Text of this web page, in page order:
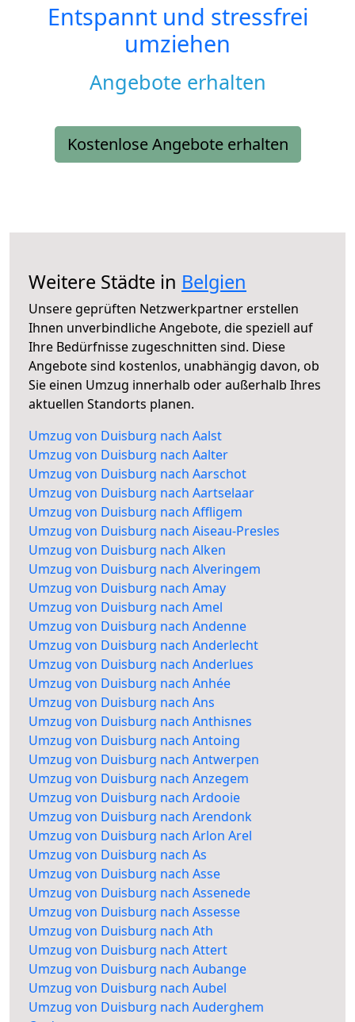
Entspannt und stressfrei
umziehen
Angebote erhalten
Kostenlose Angebote erhalten
Weitere Städte in Belgien
Unsere geprüften Netzwerkpartner erstellen
Ihnen unverbindliche Angebote, die speziell auf
Ihre Bedürfnisse zugeschnitten sind. Diese
Angebote sind kostenlos, unabhängig davon, ob
Sie einen Umzug innerhalb oder außerhalb Ihres
aktuellen Standorts planen.
Umzug von Duisburg nach Aalst
Umzug von Duisburg nach Aalter
Umzug von Duisburg nach Aarschot
Umzug von Duisburg nach Aartselaar
Umzug von Duisburg nach Affligem
Umzug von Duisburg nach Aiseau-Presles
Umzug von Duisburg nach Alken
Umzug von Duisburg nach Alveringem
Umzug von Duisburg nach Amay
Umzug von Duisburg nach Amel
Umzug von Duisburg nach Andenne
Umzug von Duisburg nach Anderlecht
Umzug von Duisburg nach Anderlues
Umzug von Duisburg nach Anhée
Umzug von Duisburg nach Ans
Umzug von Duisburg nach Anthisnes
Umzug von Duisburg nach Antoing
Umzug von Duisburg nach Antwerpen
Umzug von Duisburg nach Anzegem
Umzug von Duisburg nach Ardooie
Umzug von Duisburg nach Arendonk
Umzug von Duisburg nach Arlon Arel
Umzug von Duisburg nach As
Umzug von Duisburg nach Asse
Umzug von Duisburg nach Assenede
Umzug von Duisburg nach Assesse
Umzug von Duisburg nach Ath
Umzug von Duisburg nach Attert
Umzug von Duisburg nach Aubange
Umzug von Duisburg nach Aubel
Umzug von Duisburg nach Auderghem